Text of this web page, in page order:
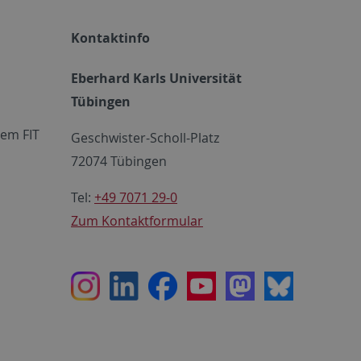
FIT
Kontaktinfo
Eberhard Karls Universität
Tübingen
Geschwister-Scholl-Platz
72074 Tübingen
Tel: +49 7071 29-0
Zum Kontaktformular
InstagramLinkedInFacebookYoutubeMastodon
Bluesky